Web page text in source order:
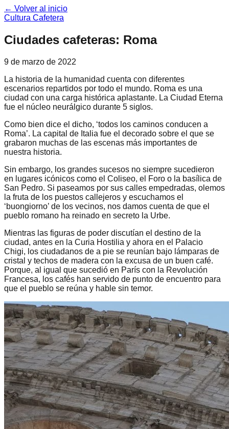
← Volver al inicio
Cultura Cafetera
Ciudades cafeteras: Roma
9 de marzo de 2022
La historia de la humanidad cuenta con diferentes
escenarios repartidos por todo el mundo. Roma es una
ciudad con una carga histórica aplastante. La Ciudad Eterna
fue el núcleo neurálgico durante 5 siglos.
Como bien dice el dicho, ‘todos los caminos conducen a
Roma’. La capital de Italia fue el decorado sobre el que se
grabaron muchas de las escenas más importantes de
nuestra historia.
Sin embargo, los grandes sucesos no siempre sucedieron
en lugares icónicos como el Coliseo, el Foro o la basílica de
San Pedro. Si paseamos por sus calles empedradas, olemos
la fruta de los puestos callejeros y escuchamos el
‘buongiorno’ de los vecinos, nos damos cuenta de que el
pueblo romano ha reinado en secreto la Urbe.
Mientras las figuras de poder discutían el destino de la
ciudad, antes en la Curia Hostilia y ahora en el Palacio
Chigi, los ciudadanos de a pie se reunían bajo lámparas de
cristal y techos de madera con la excusa de un buen café.
Porque, al igual que sucedió en París con la Revolución
Francesa, los cafés han servido de punto de encuentro para
que el pueblo se reúna y hable sin temor.